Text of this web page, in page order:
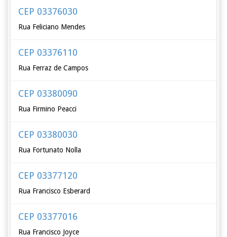
CEP 03376030
Rua Feliciano Mendes
CEP 03376110
Rua Ferraz de Campos
CEP 03380090
Rua Firmino Peacci
CEP 03380030
Rua Fortunato Nolla
CEP 03377120
Rua Francisco Esberard
CEP 03377016
Rua Francisco Joyce